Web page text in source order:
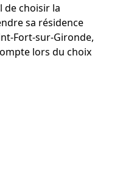
de choisir la
sa résidence
Fort-sur-Gironde,
lors du choix